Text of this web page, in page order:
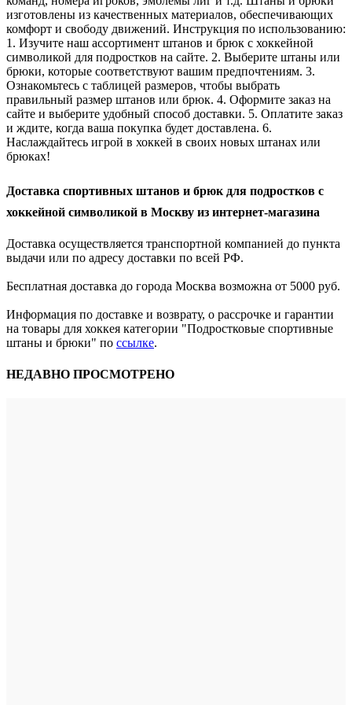
изготовлены из качественных материалов, обеспечивающих
комфорт и свободу движений. Инструкция по использованию:
1. Изучите наш ассортимент штанов и брюк с хоккейной
символикой для подростков на сайте. 2. Выберите штаны или
брюки, которые соответствуют вашим предпочтениям. 3.
Ознакомьтесь с таблицей размеров, чтобы выбрать
правильный размер штанов или брюк. 4. Оформите заказ на
сайте и выберите удобный способ доставки. 5. Оплатите заказ
и ждите, когда ваша покупка будет доставлена. 6.
Наслаждайтесь игрой в хоккей в своих новых штанах или
брюках!
Доставка спортивных штанов и брюк для подростков с
хоккейной символикой в Москву из интернет-магазина
Доставка осуществляется транспортной компанией до пункта
выдачи или по адресу доставки по всей РФ.
Бесплатная доставка до города Москва возможна от 5000 руб.
Информация по доставке и возврату, о рассрочке и гарантии
на товары для хоккея категории "Подростковые спортивные
штаны и брюки" по ссылке.
НЕДАВНО ПРОСМОТРЕНО